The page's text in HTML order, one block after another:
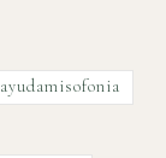
ayudamisofonia